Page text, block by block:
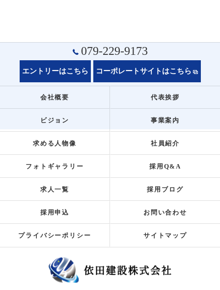
079-229-9173
エントリーはこちら コーポレートサイトはこちら
会社概要 代表挨拶
ビジョン 事業案内
求める人物像 社員紹介
フォトギャラリー 採用Q&A
求人一覧 採用ブログ
採用申込 お問い合わせ
プライバシーポリシー サイトマップ